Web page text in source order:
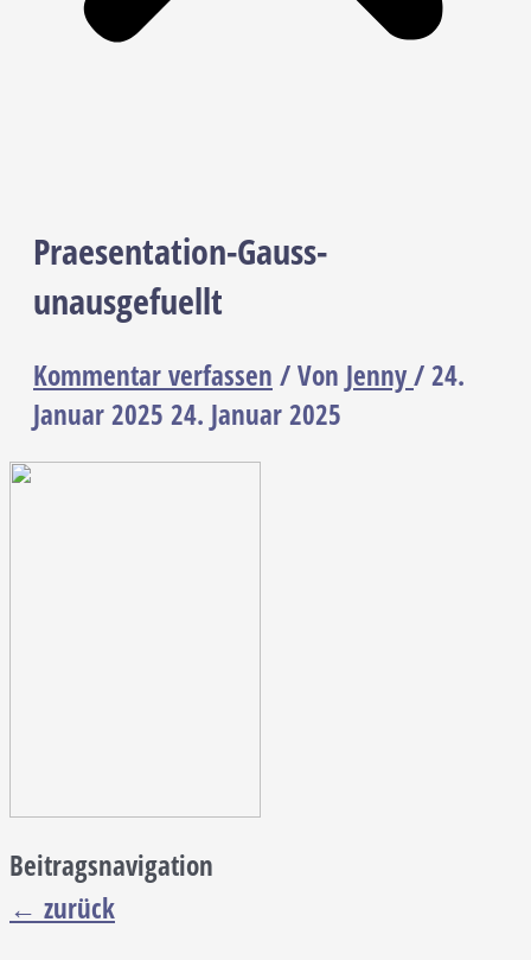
Praesentation-Gauss-
unausgefuellt
Kommentar verfassen / Von Jenny/24.
Januar 2025 24. Januar 2025
Beitragsnavigation
← zurück